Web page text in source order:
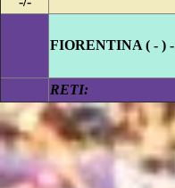
FIORENTINA ( - ) -
RETI: